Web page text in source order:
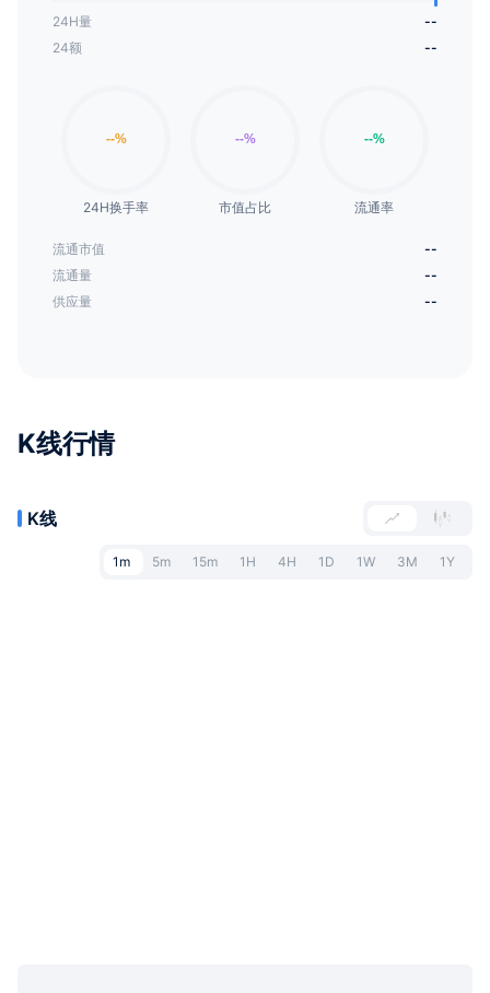
24H量
--
24额
--
24H换手率 市值占比 流通率
流通市值
--
流通量
--
供应量
--
K线行情
K线
1m 5m 15m 1H 4H 1D 1W 3M 1Y